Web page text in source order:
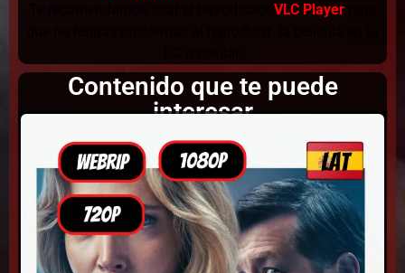
VLC Playerpara
Contenido que te puede
interesar